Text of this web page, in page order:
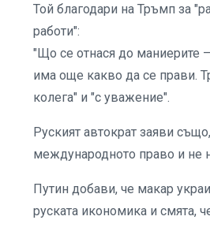
Той благодари на Тръмп за
работи":
"Що се отнася до маниерите
има още какво да се прави.
колега" и "с уважение".
Руският автократ заяви
международното право и не
Путин добави, че макар
руската икономика и смята,